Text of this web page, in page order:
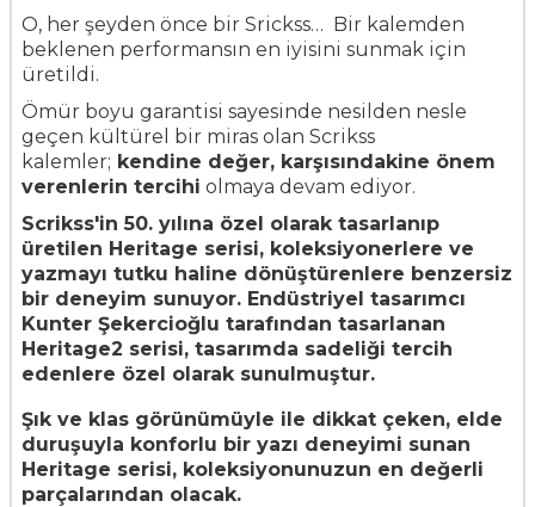
O, her şeyden önce bir Srickss… Bir kalemden
beklenen performansın en iyisini sunmak için
üretildi.
Ömür boyu garantisi sayesinde nesilden nesle
geçen kültürel bir miras olan Scrikss
kalemler; kendine değer, karşısındakine önem
verenlerin tercihi olmaya devam ediyor.
Scrikss'in 50. yılına özel olarak tasarlanıp
üretilen Heritage serisi, koleksiyonerlere ve
yazmayı tutku haline dönüştürenlere benzersiz
bir deneyim sunuyor. Endüstriyel tasarımcı
Kunter Şekercioğlu tarafından tasarlanan
Heritage2 serisi, tasarımda sadeliği tercih
edenlere özel olarak sunulmuştur.
Şık ve klas görünümüyle ile dikkat çeken, elde
duruşuyla konforlu bir yazı deneyimi sunan
Heritage serisi, koleksiyonunuzun en değerli
parçalarından olacak.